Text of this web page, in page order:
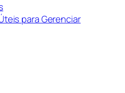
para Gerenciar